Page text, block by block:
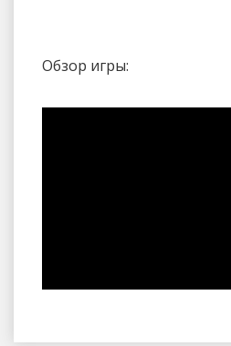
Обзор игры: